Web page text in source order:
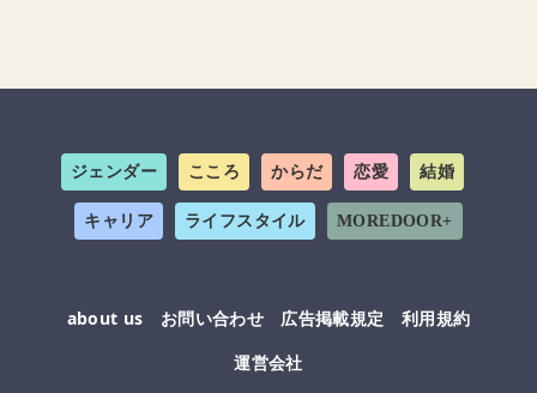
ジェンダー こころ からだ 恋愛 結婚
キャリア ライフスタイル MOREDOOR+
about us お問い合わせ 広告掲載規定
利用規約
運営会社